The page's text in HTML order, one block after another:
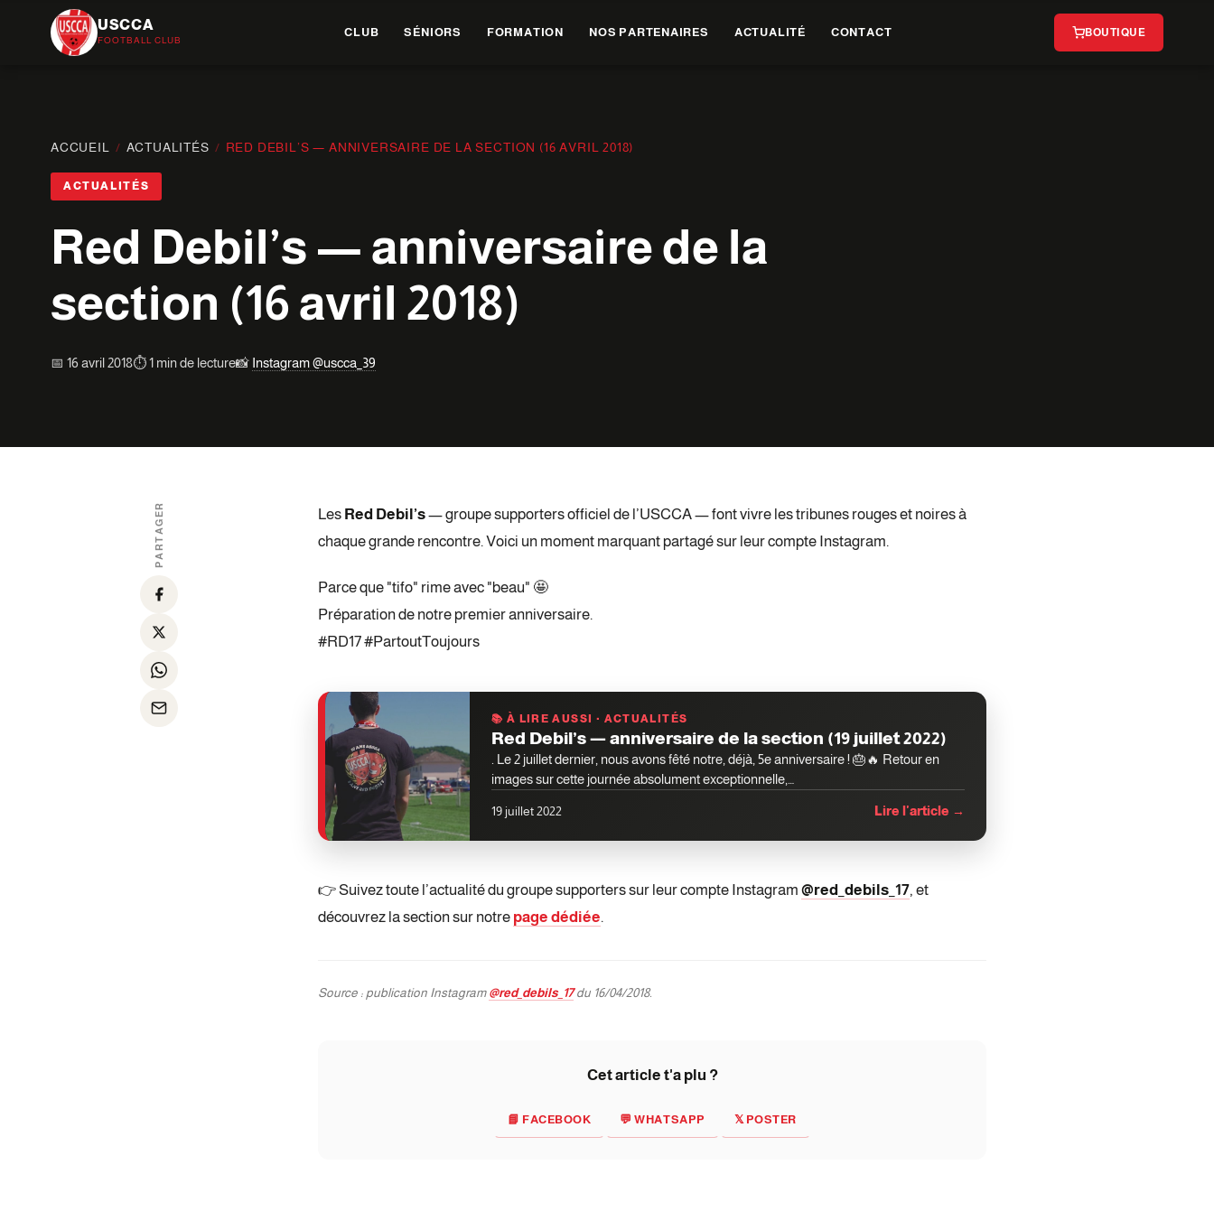
USCCA
FOOTBALL CLUB
CLUB SÉNIORS FORMATION NOS PARTENAIRES ACTUALITÉ CONTACT BOUTIQUE
ACCUEIL / ACTUALITÉS / RED DEBIL’S — ANNIVERSAIRE DE LA SECTION (16 AVRIL 2018)
ACTUALITÉS
Red Debil’s — anniversaire de la
section (16 avril 2018)
📅 16 avril 2018⏱️ 1 min de lecture📸 Instagram @uscca_39
PARTAGER Les Red Debil’s— groupe supporters officiel de l’USCCA — font vivre les tribunes rouges et noires à
chaque grande rencontre. Voici un moment marquant partagé sur leur compte Instagram.
Parce que "tifo" rime avec "beau" 🤩
Préparation de notre premier anniversaire.
#RD17 #PartoutToujours
📚 À LIRE AUSSI · ACTUALITÉS
Red Debil’s — anniversaire de la section (19 juillet 2022)
. Le 2 juillet dernier, nous avons fêté notre, déjà, 5e anniversaire ! 🎂🔥 Retour en
images sur cette journée absolument exceptionnelle,…
19 juillet 2022 Lire l'article →
👉 Suivez toute l’actualité du groupe supporters sur leur compte Instagram @red_debils_17, et
découvrez la section sur notre page dédiée.
Source : publication Instagram @red_debils_17du 16/04/2018.
Cet article t'a plu ?
📘 FACEBOOK 💬 WHATSAPP 𝕏 POSTER